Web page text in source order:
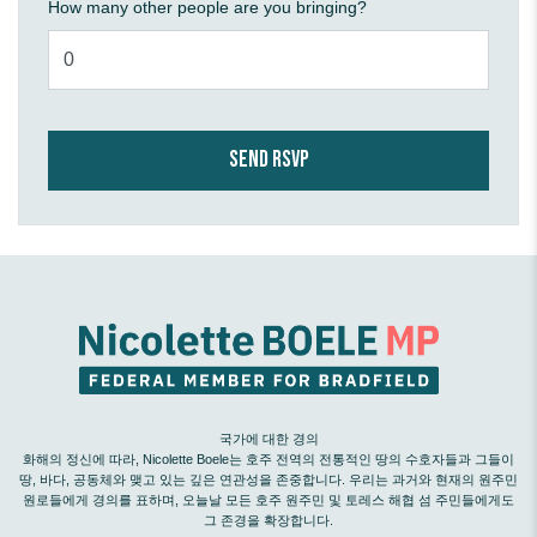
How many other people are you bringing?
국가에 대한 경의
화해의 정신에 따라, Nicolette Boele는 호주 전역의 전통적인 땅의 수호자들과 그들이
땅, 바다, 공동체와 맺고 있는 깊은 연관성을 존중합니다. 우리는 과거와 현재의 원주민
원로들에게 경의를 표하며, 오늘날 모든 호주 원주민 및 토레스 해협 섬 주민들에게도
그 존경을 확장합니다.